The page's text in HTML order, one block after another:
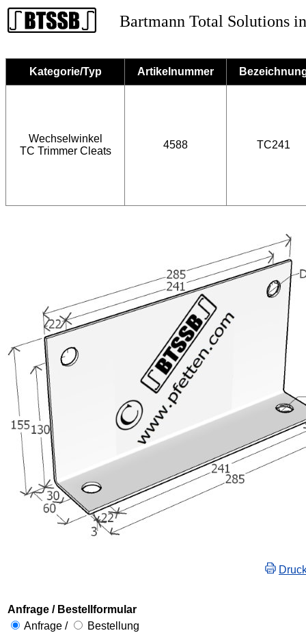
Bartmann Total Solutions
Kategorie/Typ Artikelnummer
Wechselwinkel
TC Trimmer Cleats
4588 TC241
Anfrage / Bestellformular
Anfrage /
Bestellung